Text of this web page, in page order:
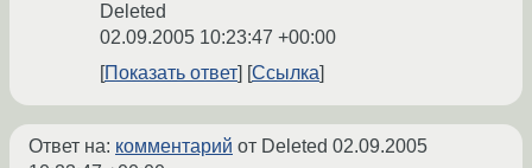
Deleted
02.09.2005 10:23:47 +00:00
Показать ответ
Ссылка
Ответ на: комментарий от Deleted 02.09.2005